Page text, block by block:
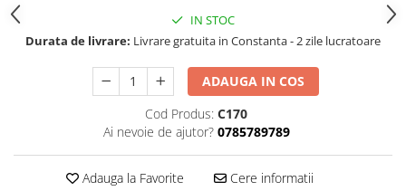
CUTTERE
ACCESORII PRINDERE
TUS/TUSIRE & STAMPILE
INSTRUMENTE DE SCRIS &
INSTRUMENTE DE SCRIS DE
CALITATE SUPERIOARA
STILOURI - ROLLERE - PIXURI CU
IN STOC
Durata de livrare: Livrare gratuita in Constanta - 2 zile lucratoare
ADAUGA IN COS
Cod Produs: C170
Ai nevoie de ajutor? 0785789789
Adauga la Favorite Cere informatii